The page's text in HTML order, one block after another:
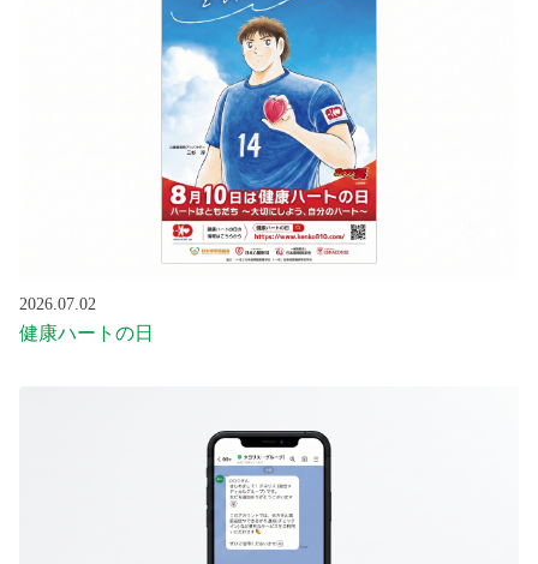
2026.07.02
健康ハートの日